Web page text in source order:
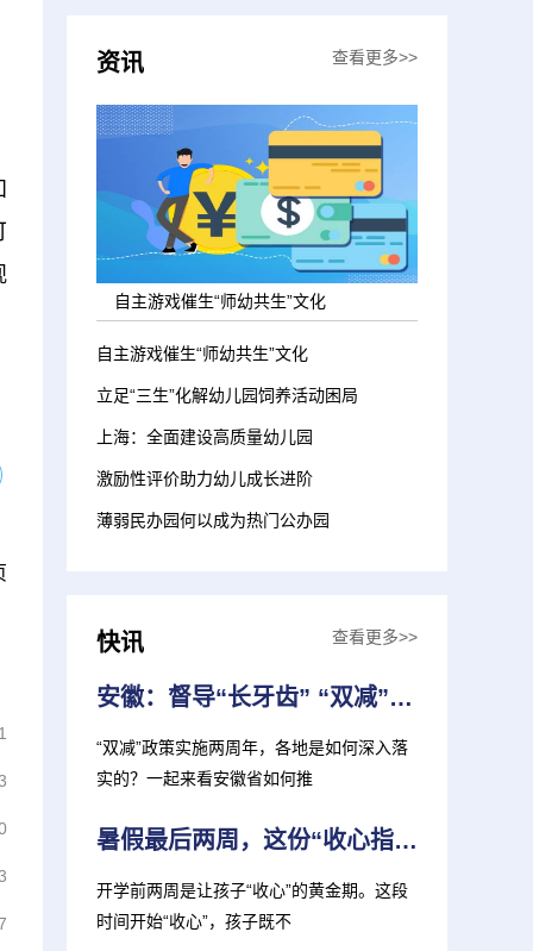
资讯 查看更多>>
自主游戏催生“师幼共生”文化
自主游戏催生“师幼共生”文化
立足“三生”化解幼儿园饲养活动困局
上海：全面建设高质量幼儿园
激励性评价助力幼儿成长进阶
薄弱民办园何以成为热门公办园
快讯 查看更多>>
安徽：督导“长牙齿” “双减”见实效
“双减”政策实施两周年，各地是如何深入落
实的？一起来看安徽省如何推
暑假最后两周，这份“收心指南”，家长孩子都需要！
开学前两周是让孩子“收心”的黄金期。这段
时间开始“收心”，孩子既不